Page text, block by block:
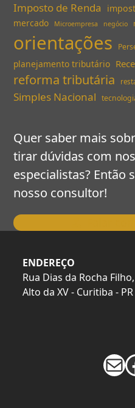
Imposto de Renda
mercado Microempresa negócio
orientações
planejamento tributário
reforma tributária
Simples Nacional
Quer saber mais
tirar dúvidas com
especialistas? Então
nosso consultor!
ENDEREÇO
Rua Dias da Rocha
Alto da XV - Curitiba - PR
E-mail